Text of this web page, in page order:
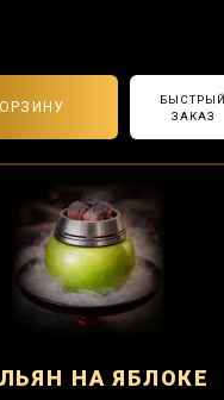
БЫСТРЫЙ
ЗАКАЗ
НА ЯБЛОКЕ